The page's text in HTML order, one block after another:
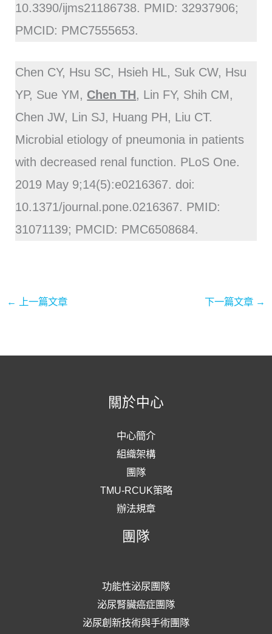
10.3390/ijms21186738. PMID: 32937906;
PMCID: PMC7555653.
Chen CY, Hsu SC, Hsieh HL, Suk CW, Hsu
YP, Sue YM, Chen TH, Lin FY, Shih CM,
Chen JW, Lin SJ, Huang PH, Liu CT.
Microbial etiology of pneumonia in patients
with decreased renal function. PLoS One.
2019 May 9;14(5):e0216367. doi:
10.1371/journal.pone.0216367. PMID:
31071139; PMCID: PMC6508684.
← 上一篇文章 下一篇文章 →
關於中心
中心簡介
組織架構
團隊
TMU-RCUK策略
辦法規章
團隊
功能性泌尿團隊
泌尿腎臟癌症團隊
泌尿創新技術與手術團隊